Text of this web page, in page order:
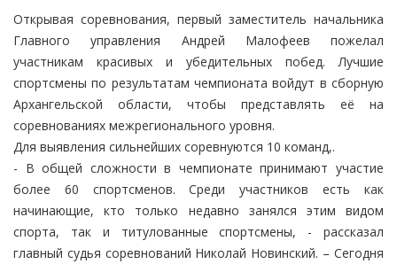
Открывая соревнования, первый заместитель начальника
Главного управления Андрей Малофеев пожелал
участникам красивых и убедительных побед. Лучшие
спортсмены по результатам чемпионата войдут в сборную
Архангельской области, чтобы представлять её на
соревнованиях межрегионального уровня.
Для выявления сильнейших соревнуются 10 команд,.
- В общей сложности в чемпионате принимают участие
более 60 спортсменов. Среди участников есть как
начинающие, кто только недавно занялся этим видом
спорта, так и титулованные спортсмены, - рассказал
главный судья соревнований Николай Новинский. – Сегодня